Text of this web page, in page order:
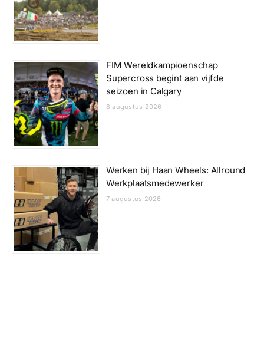
FIM Wereldkampioenschap
Supercross begint aan vijfde
seizoen in Calgary
8 augustus 2026
Werken bij Haan Wheels: Allround
Werkplaatsmedewerker
7 augustus 2026